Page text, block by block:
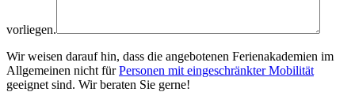
vorliegen.
Wir weisen darauf hin, dass die angebotenen Ferienakademien im
Allgemeinen nicht fürPersonen mit eingeschränkter Mobilität
geeignet sind. Wir beraten Sie gerne!